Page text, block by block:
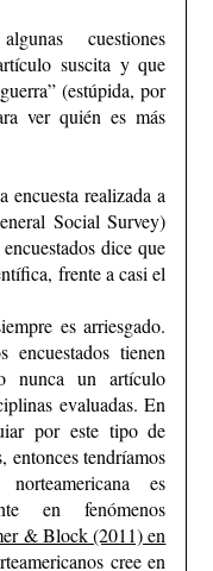
cuestiones
suscita y que
(estúpida, por
ver quién es más
encuesta realizada a
Social Survey)
dice que
frente a casi el
es arriesgado.
encuestados tienen
nunca un artículo
evaluadas.En
por este tipo de
entonces tendríamos
es
en fenómenos
& Block (2011) en
cree en